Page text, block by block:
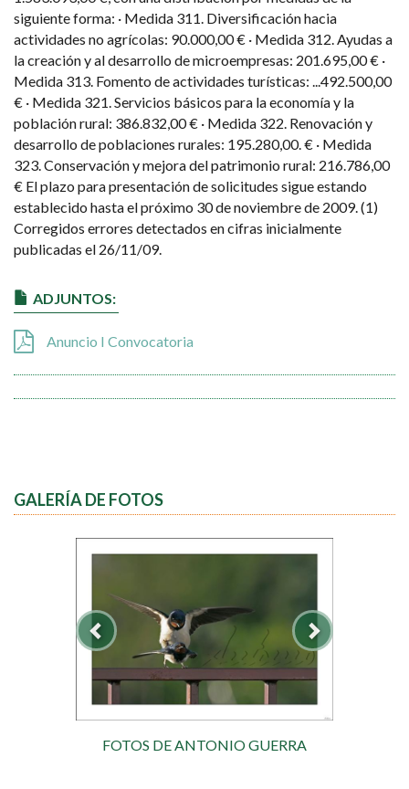
siguiente forma: · Medida 311. Diversificación hacia
actividades no agrícolas: 90.000,00 € · Medida 312. Ayudas a
la creación y al desarrollo de microempresas: 201.695,00 € ·
Medida 313. Fomento de actividades turísticas: ...492.500,00
€ · Medida 321. Servicios básicos para la economía y la
población rural: 386.832,00 € · Medida 322. Renovación y
desarrollo de poblaciones rurales: 195.280,00. € · Medida
323. Conservación y mejora del patrimonio rural: 216.786,00
€ El plazo para presentación de solicitudes sigue estando
establecido hasta el próximo 30 de noviembre de 2009. (1)
Corregidos errores detectados en cifras inicialmente
publicadas el 26/11/09.
ADJUNTOS:
Anuncio I Convocatoria
GALERÍA DE FOTOS
FOTOS DE ANTONIO GUERRA